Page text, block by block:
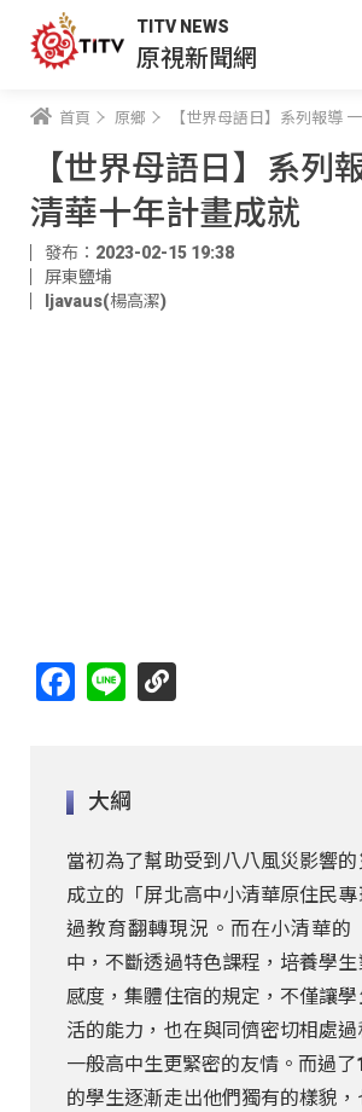
TITV NEWS
原視新聞網
首頁 原鄉 【世界母語日】系列報導 一
【世界母語日】系列
清華十年計畫成就
發布：2023-02-15 19:38
屏東鹽埔
ljavaus(楊高潔)
Facebook
Line
大綱
當初為了幫助受到八八風災影響
成立的「屏北高中小清華原住民
過教育翻轉現況。而在小清華的
中，不斷透過特色課程，培養學
感度，集體住宿的規定，不僅讓
活的能力，也在與同儕密切相處
一般高中生更緊密的友情。而過
的學生逐漸走出他們獨有的樣貌